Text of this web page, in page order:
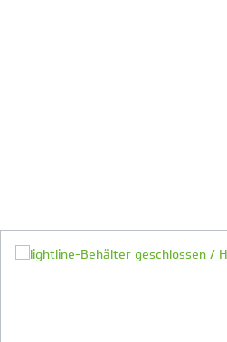
Ihr Produktvergleich ist voll